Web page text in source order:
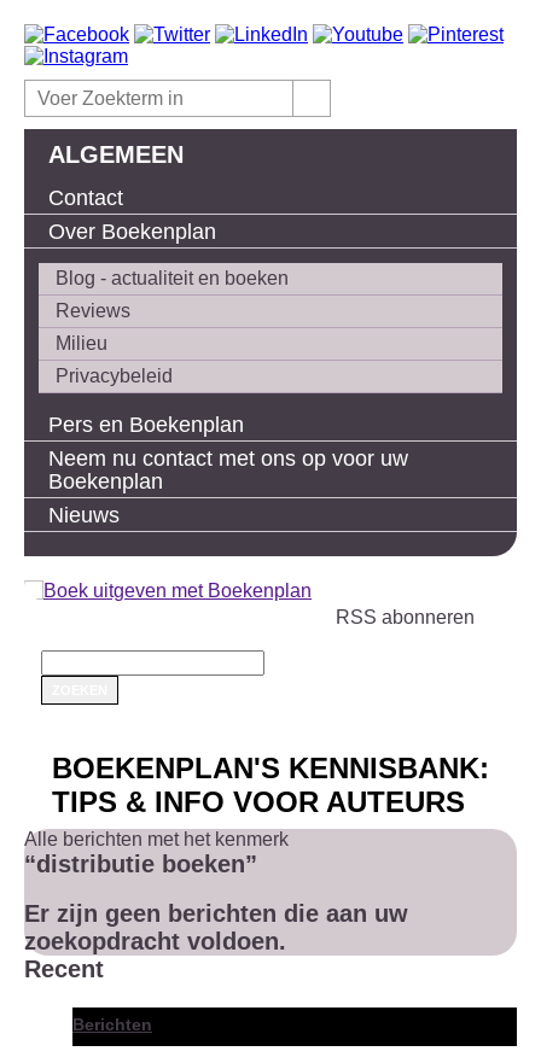
ALGEMEEN
Contact
Over Boekenplan
Blog - actualiteit en boeken
Reviews
Milieu
Privacybeleid
Pers en Boekenplan
Neem nu contact met ons op voor uw
Boekenplan
Nieuws
RSS abonneren
BOEKENPLAN'S KENNISBANK:
TIPS & INFO VOOR AUTEURS
Alle berichten met het kenmerk
“distributie boeken”
Er zijn geen berichten die aan uw
zoekopdracht voldoen.
Recent
Berichten